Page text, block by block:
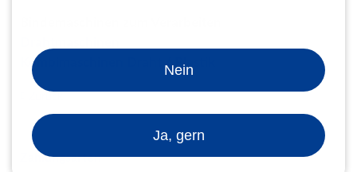
Kombimaschinen Draht / Plastik
Zahlungsarten
Nein
Ja, gern